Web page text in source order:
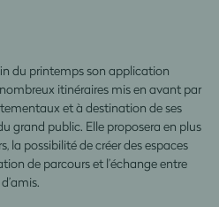
du printemps son application
itinéraires mis en avant par
et à destination de ses
grand public. Elle proposera en plus
la possibilité de créer des espaces
de parcours et l’échange entre